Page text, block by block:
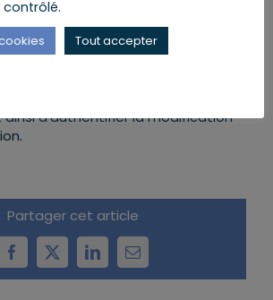
lors de la Journée internationale
aura lieu la cérémonie de
Dupond-Moretti, ministre de la
d’authentifier la modification
Partager cet article
Facebook
X LinkedInEmail
Tout accepter